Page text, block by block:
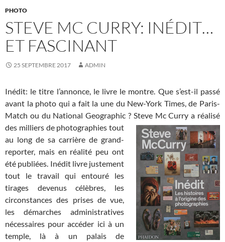
PHOTO
STEVE MC CURRY: INÉDIT…
ET FASCINANT
25 SEPTEMBRE 2017 ADMIN
Inédit: le titre l’annonce, le livre le montre. Que s’est-il passé
avant la photo qui a fait la une du New-York Times, de Paris-
Match ou du National Geographic ? Steve Mc Curry a réalisé
des milliers de photographies tout
au long de sa carrière de grand-
reporter, mais en réalité peu ont
été publiées. Inédit livre justement
tout le travail qui entouré les
tirages devenus célèbres, les
circonstances des prises de vue,
les démarches administratives
nécessaires pour accéder ici à un
temple, là à un palais de